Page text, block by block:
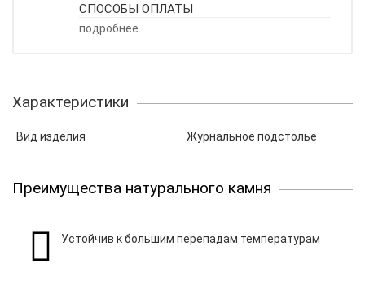
СПОСОБЫ ОПЛАТЫ
подробнее..
Характеристики
Вид изделия Журнальное подстолье
Преимущества натурального камня
Устойчив к большим перепадам температурам